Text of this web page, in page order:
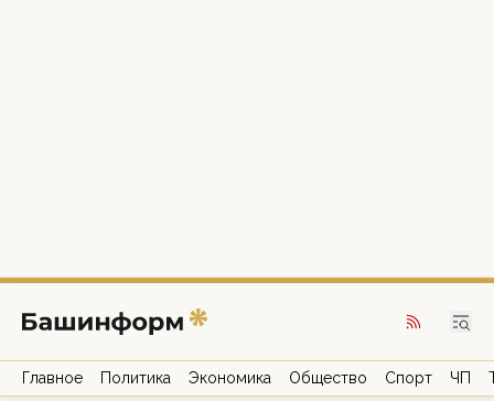
Главное Политика Экономика Общество Спорт ЧП